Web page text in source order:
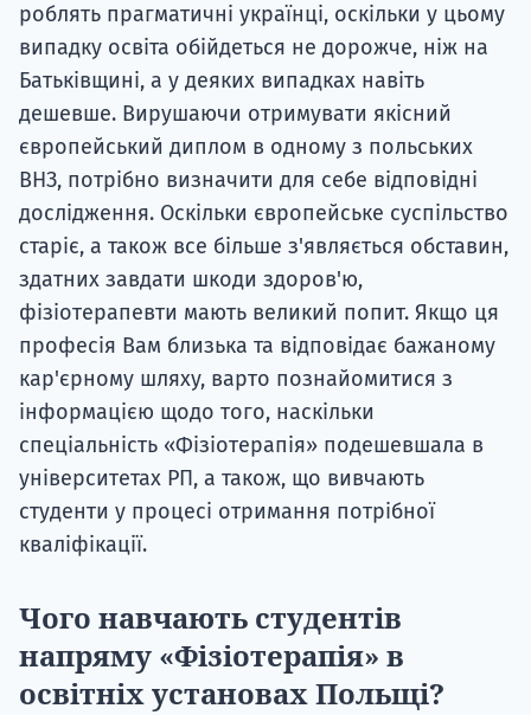
роблять прагматичні українці, оскільки у цьому
випадку освіта обійдеться не дорожче, ніж на
Батьківщині, а у деяких випадках навіть
дешевше. Вирушаючи отримувати якісний
європейський диплом в одному з польських
ВНЗ, потрібно визначити для себе відповідні
дослідження. Оскільки європейське суспільство
старіє, а також все більше з'являється обставин,
здатних завдати шкоди здоров'ю,
фізіотерапевти мають великий попит. Якщо ця
професія Вам близька та відповідає бажаному
кар'єрному шляху, варто познайомитися з
інформацією щодо того, наскільки
спеціальність «Фізіотерапія» подешевшала в
університетах РП, а також, що вивчають
студенти у процесі отримання потрібної
кваліфікації.
Чого навчають студентів
напряму «Фізіотерапія» в
освітніх установах Польщі?